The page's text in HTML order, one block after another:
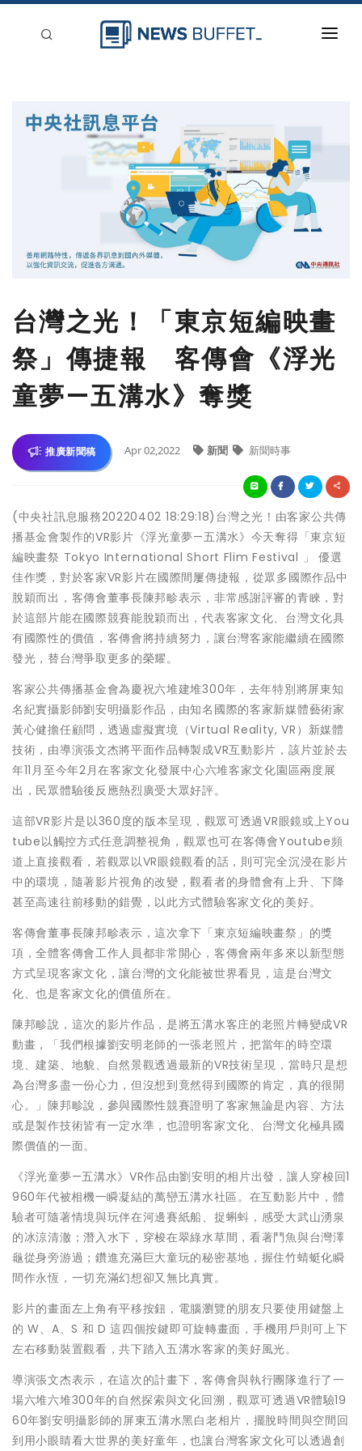
台灣之光！「東京短編映畫
祭」傳捷報 客傳會《浮光
童夢—五溝水》奪獎
推廣新聞稿 Apr 02,2022 新聞 新聞時事
(中央社訊息服務20220402 18:29:18)台灣之光！由客家公共傳
播基金會製作的VR影片《浮光童夢—五溝水》今天奪得「東京短
編映畫祭 Tokyo International Short Flim Festival 」 優選
佳作獎，對於客家VR影片在國際間屢傳捷報，從眾多國際作品中
脫穎而出，客傳會董事長陳邦畛表示，非常感謝評審的青睞，對
於這部片能在國際競賽能脫穎而出，代表客家文化、台灣文化具
有國際性的價值，客傳會將持續努力，讓台灣客家能繼續在國際
發光，替台灣爭取更多的榮耀。
客家公共傳播基金會為慶祝六堆建堆300年，去年特別將屏東知
名紀實攝影師劉安明攝影作品，由知名國際的客家新媒體藝術家
黃心健擔任顧問，透過虛擬實境（Virtual Reality, VR）新媒體
技術，由導演張文杰將平面作品轉製成VR互動影片，該片並於去
年11月至今年2月在客家文化發展中心六堆客家文化園區兩度展
出，民眾體驗後反應熱烈廣受大眾好評。
這部VR影片是以360度的版本呈現，觀眾可透過VR眼鏡或上You
tube以觸控方式任意調整視角，觀眾也可在客傳會Youtube頻
道上直接觀看，若觀眾以VR眼鏡觀看的話，則可完全沉浸在影片
中的環境，隨著影片視角的改變，觀看者的身體會有上升、下降
甚至高速往前移動的錯覺，以此方式體驗客家文化的美好。
客傳會董事長陳邦畛表示，這次拿下「東京短編映畫祭」的獎
項，全體客傳會工作人員都非常開心，客傳會兩年多來以新型態
方式呈現客家文化，讓台灣的文化能被世界看見，這是台灣文
化、也是客家文化的價值所在。
陳邦畛說，這次的影片作品，是將五溝水客庄的老照片轉變成VR
動畫，「我們根據劉安明老師的一張老照片，把當年的時空環
境、建築、地貌、自然景觀透過最新的VR技術呈現，當時只是想
為台灣多盡一份心力，但沒想到竟然得到國際的肯定，真的很開
心。」陳邦畛說，參與國際性競賽證明了客家無論是內容、方法
或是製作技術皆有一定水準，也證明客家文化、台灣文化極具國
際價值的一面。
《浮光童夢—五溝水》VR作品由劉安明的相片出發，讓人穿梭回1
960年代被相機一瞬凝結的萬巒五溝水社區。在互動影片中，體
驗者可隨著情境與玩伴在河邊賽紙船、捉蝌蚪，感受大武山湧泉
的冰涼清澈；潛入水下，穿梭在翠綠水草間，看著鬥魚與台灣澤
龜從身旁游過；鑽進充滿巨大童玩的秘密基地，握住竹蜻蜓化瞬
間作永恆，一切充滿幻想卻又無比真實。
影片的畫面左上角有平移按鈕，電腦瀏覽的朋友只要使用鍵盤上
的 W、A、S 和 D 這四個按鍵即可旋轉畫面，手機用戶則可上下
左右移動裝置觀看，共下踏入五溝水客家的美好風光。
導演張文杰表示，在這次的計畫下，客傳會與執行團隊進行了一
場六堆六堆300年的自然探索與文化回溯，觀眾可透過VR體驗19
60年劉安明攝影師的屏東五溝水黑白老相片，擺脫時間與空間回
到用小眼睛看大世界的美好童年，也讓台灣客家文化可以透過創